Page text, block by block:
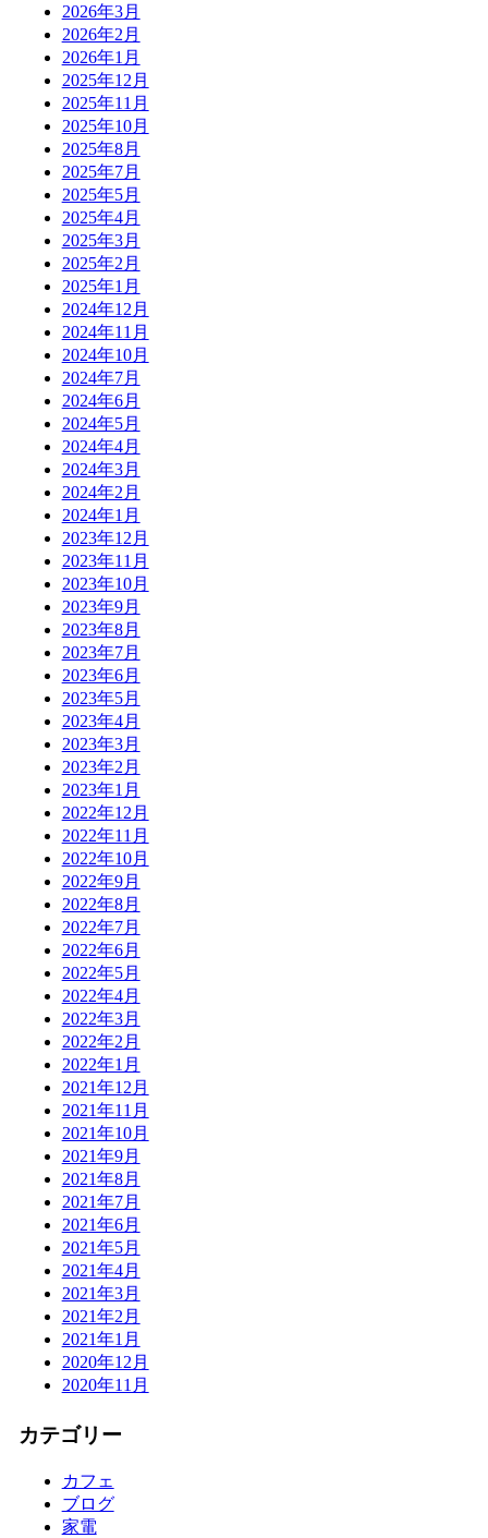
2026年3月
2026年2月
2026年1月
2025年12月
2025年11月
2025年10月
2025年8月
2025年7月
2025年5月
2025年4月
2025年3月
2025年2月
2025年1月
2024年12月
2024年11月
2024年10月
2024年7月
2024年6月
2024年5月
2024年4月
2024年3月
2024年2月
2024年1月
2023年12月
2023年11月
2023年10月
2023年9月
2023年8月
2023年7月
2023年6月
2023年5月
2023年4月
2023年3月
2023年2月
2023年1月
2022年12月
2022年11月
2022年10月
2022年9月
2022年8月
2022年7月
2022年6月
2022年5月
2022年4月
2022年3月
2022年2月
2022年1月
2021年12月
2021年11月
2021年10月
2021年9月
2021年8月
2021年7月
2021年6月
2021年5月
2021年4月
2021年3月
2021年2月
2021年1月
2020年12月
2020年11月
カテゴリー
カフェ
ブログ
家電